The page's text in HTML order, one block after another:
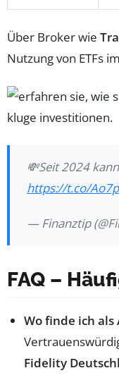
Über Broker wie
Nutzung von ETFs
💸Seit 2024
https://t.co/
— Finanztip
FAQ –
Wo finde ich
Fidelity